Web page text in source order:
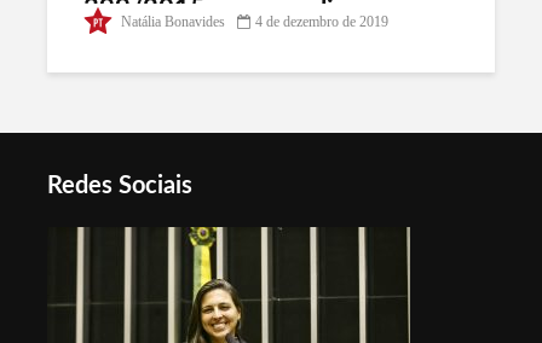
399/2015 para ampliar acesso
Natália Bonavides 4 de dezembro de 2019
Redes Sociais